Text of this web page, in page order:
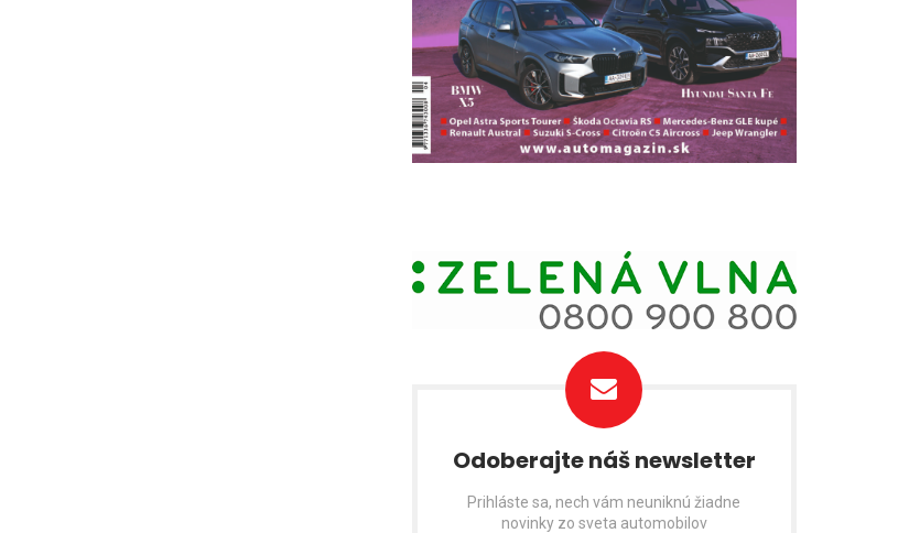
Odoberajte náš newsletter
Prihláste sa, nech vám neuniknú žiadne
novinky zo sveta automobilov